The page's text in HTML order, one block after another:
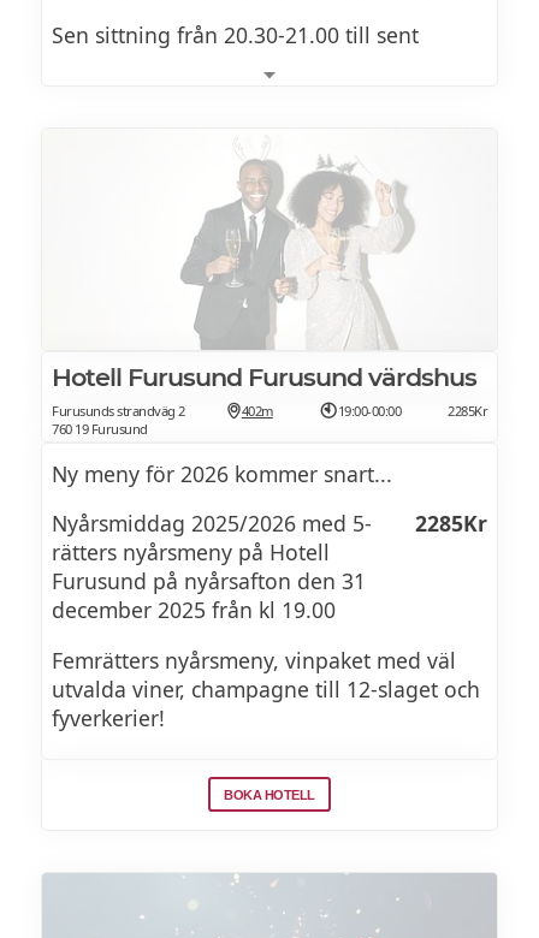
Sen sittning från 20.30-21.00 till sent
fastfyrarättersmeny. Du kan välja mellan
följande alternativ för förrätt och varmrätt:
Förrätt: Köttalternativ | Fiskalternativ |
Vegetariskt alternativ
Varmrätt: Köttalternativ | Fiskalternativ |
Vegetariskt alternativ
Dessert väljer ni på plats
NYÅRSMENY 2025/2026
Amuse bouche
Förrätter
Hälleflundracarpaccio med citrus, löjrom,
rostade hasselnötter & briochekrutonger
Oxcarpaccio med friterad kronärtskocka,
tryffelkräm, parmesan & riven tryffel
Hotell Furusund Furusund värdshus
Furusunds strandväg 2
760 19 Furusund
402m 19:00-00:00 2285Kr
Ny meny för 2026 kommer snart...
Nyårsmiddag 2025/2026 med 5-
rätters nyårsmeny på Hotell
Furusund på nyårsafton den 31
december 2025 från kl 19.00
2285Kr
Femrätters nyårsmeny, vinpaket med väl
utvalda viner, champagne till 12-slaget och
fyverkerier!
BOKA HOTELL